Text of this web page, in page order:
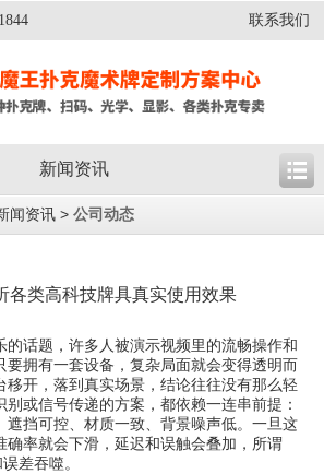
联系我们
新闻资讯
闻资讯 > 公司动态
各类高科技牌具真实使用效果
的话题，许多人被演示视频里的流畅操作和
要拥有一套设备，复杂局面就会变得透明而
移开，落到真实场景，结论往往没有那么轻
或信号传递的方案，都依赖一连串前提：
遮挡可控、材质一致、背景噪声低。一旦这
确率就会下滑，延迟和误触会叠加，所谓
差吞噬。